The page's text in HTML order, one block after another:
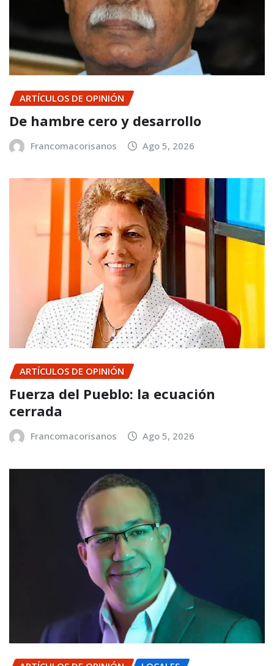
ARTÍCULOS DE OPINIÓN
De hambre cero y desarrollo
Francomacorisanos Ago 5, 2026
ARTÍCULOS DE OPINIÓN
Fuerza del Pueblo: la ecuación
cerrada
Francomacorisanos Ago 5, 2026